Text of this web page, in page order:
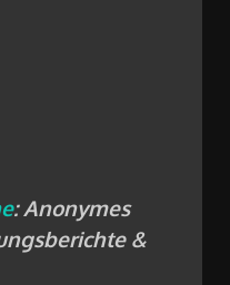
: Anonymes
&